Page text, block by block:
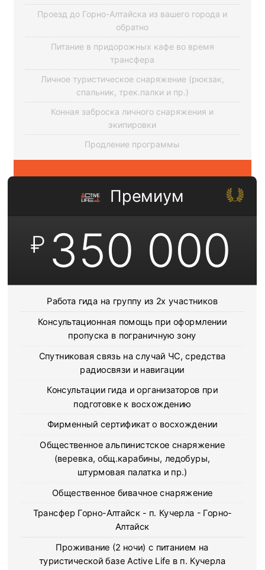
Проезд до Горно-Алтайска из вашего города и
обратно
Питание в придорожных кафе во время
трансфера
Личное туристическое снаряжение (рюкзак,
спальник, трек.палки и пр.)
Конная заброска личного снаряжения и
экипировки
Продление программы
Премиум
₽ 350 000
Работа гида на группу из 2х участников
Консультационная помощь при оформлении
пропуска в пограничную зону
Спутниковая связь на случай ЧС, средства
радиосвязи и навигации
Консультации гида и организаторов при
подготовке к восхождению
Фирменный сертификат о восхождении
Общественное альпинистское снаряжение
(веревка, общ.карабины, ледобуры,
штурмовая палатка и пр.)
Общественное бивачное снаряжение
Трансфер Горно-Алтайск - п. Кучерла - Горно-
Алтайск
Проживание (2 ночи) с питанием на
туристической базе Active Life в п. Кучерла